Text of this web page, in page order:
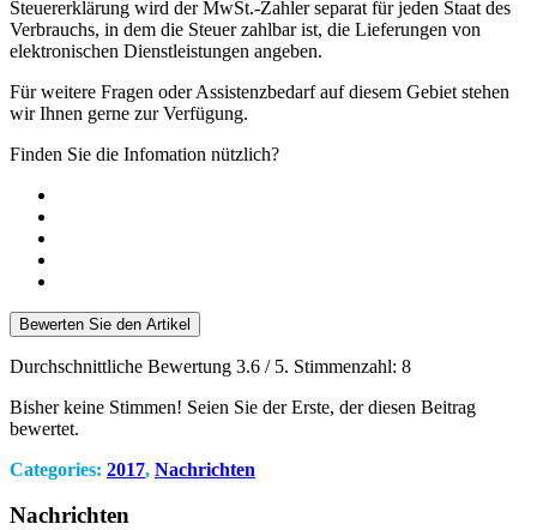
Steuererklärung wird der MwSt.-Zahler separat für jeden Staat des
Verbrauchs, in dem die Steuer zahlbar ist, die Lieferungen von
elektronischen Dienstleistungen angeben.
Für weitere Fragen oder Assistenzbedarf auf diesem Gebiet stehen
wir Ihnen gerne zur Verfügung.
Finden Sie die Infomation nützlich?
Bewerten Sie den Artikel
Durchschnittliche Bewertung 3.6 / 5. Stimmenzahl: 8
Bisher keine Stimmen! Seien Sie der Erste, der diesen Beitrag
bewertet.
Categories: 2017, Nachrichten
Nachrichten